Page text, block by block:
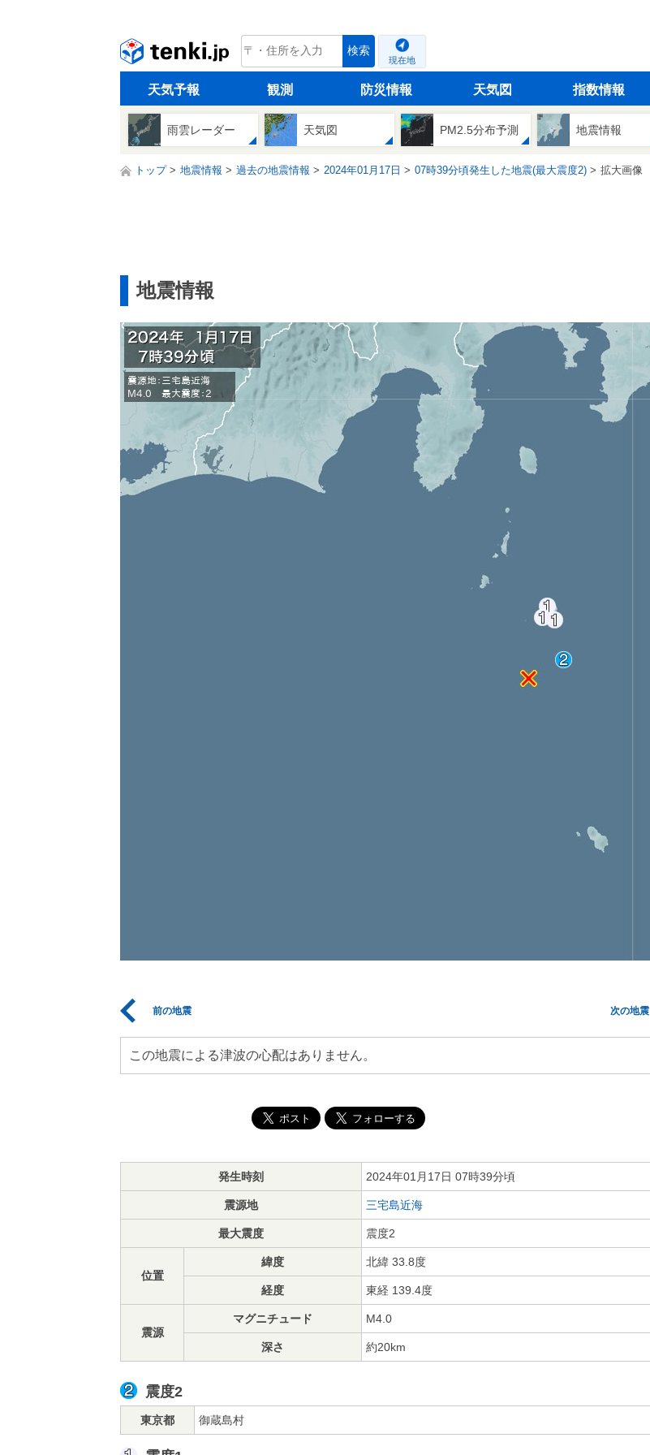
tenki.jp 検索
現在地
天気予報 観測 防災情報 天気図 指数情報
雨雲レーダー 天気図 PM2.5分布予測 地震情報
トップ 地震情報 過去の地震情報 2024年01月17日 07時39分頃発生した地震(最大震度2) 拡大画像
地震情報
前の地震 次の地震
この地震による津波の心配はありません。
発生時刻 2024年01月17日 07時39分頃
震源地 三宅島近海
最大震度 震度2
位置
緯度 北緯 33.8度
経度 東経 139.4度
震源
マグニチュード M4.0
深さ 約20km
震度2
東京都 御蔵島村